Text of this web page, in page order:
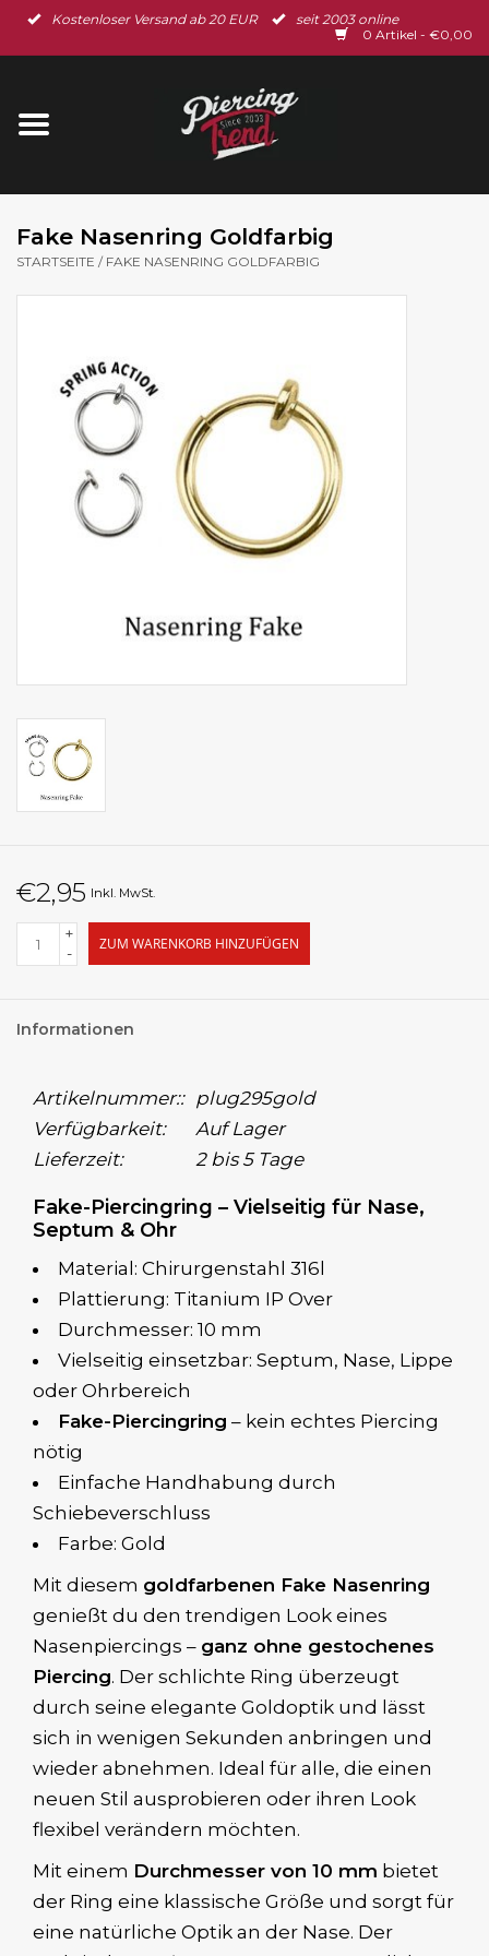
Kostenloser Versand ab 20 EUR
seit 2003 online
0 Artikel - €0,00
Startseite
Ohrschmuck
% Sale %
Fake Nasenring Goldfarbig
STARTSEITE / FAKE NASENRING GOLDFARBIG
€2,95 Inkl. MwSt.
+
-
ZUM WARENKORB HINZUFÜGEN
Informationen
Artikelnummer:: plug295gold
Verfügbarkeit:
Auf Lager
Lieferzeit:
2 bis 5 Tage
Fake-Piercingring – Vielseitig für Nase,
Septum & Ohr
Material: Chirurgenstahl 316l
Plattierung: Titanium IP Over
Durchmesser: 10 mm
Vielseitig einsetzbar: Septum, Nase, Lippe
oder Ohrbereich
Fake-Piercingring – kein echtes Piercing
nötig
Einfache Handhabung durch
Schiebeverschluss
Farbe: Gold
Mit diesem goldfarbenen Fake Nasenring
genießt du den trendigen Look eines
Nasenpiercings – ganz ohne gestochenes
Piercing. Der schlichte Ring überzeugt
durch seine elegante Goldoptik und lässt
sich in wenigen Sekunden anbringen und
wieder abnehmen. Ideal für alle, die einen
neuen Stil ausprobieren oder ihren Look
flexibel verändern möchten.
Mit einem Durchmesser von 10 mm bietet
der Ring eine klassische Größe und sorgt für
eine natürliche Optik an der Nase. Der